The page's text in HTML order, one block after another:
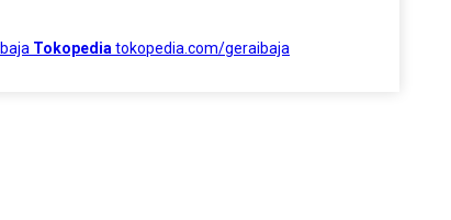
Tokopedia tokopedia.com/geraibaja